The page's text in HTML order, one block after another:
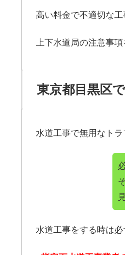
高い料金で不適切な
上下水道局の注意事項
東京都目黒区
水道工事で無用なト
水道工事をする時は